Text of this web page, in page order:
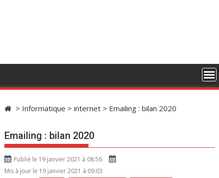
> Informatique >internet > Emailing : bilan 2020
Emailing : bilan 2020
Publié le 19 janvier 2021 à 08:56
Mis à jour le 19 janvier 2021 à 09:03